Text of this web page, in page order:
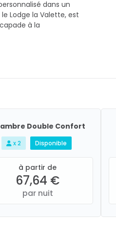
dans un
Lodge la Valette, est
à la
Double Confort
x 2 Disponible
à partir de
67,64 €
par nuit